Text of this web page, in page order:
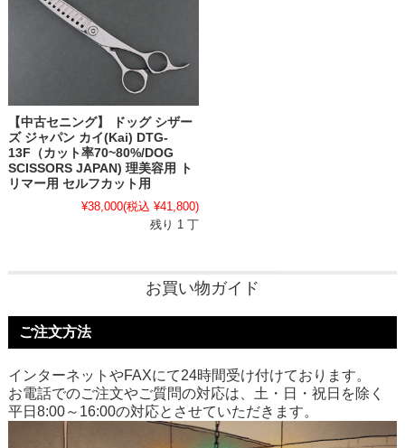
【中古セニング】 ドッグ シザー
ズ ジャパン カイ(Kai) DTG-
13F（カット率70~80%/DOG
SCISSORS JAPAN) 理美容用 ト
リマー用 セルフカット用
¥38,000(税込 ¥41,800)
残り 1 丁
お買い物ガイド
ご注文方法
インターネットやFAXにて24時間受け付けております。
お電話でのご注文やご質問の対応は、土・日・祝日を除く
平日8:00～16:00の対応とさせていただきます。